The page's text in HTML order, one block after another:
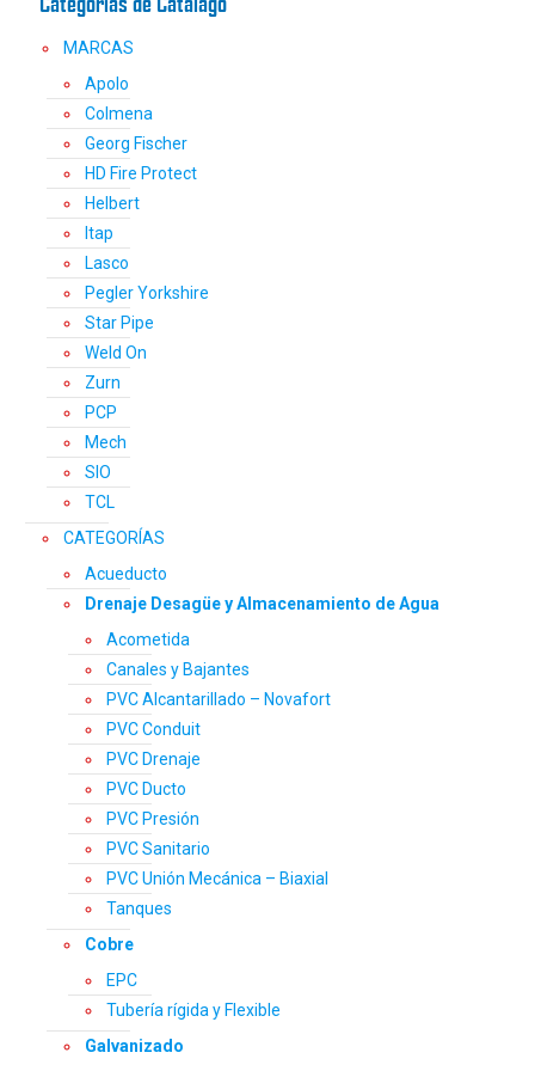
producto
MARCAS
Apolo
Colmena
Georg Fischer
HD Fire Protect
Helbert
Itap
Lasco
Pegler Yorkshire
Star Pipe
Weld On
Zurn
PCP
Mech
SIO
TCL
CATEGORÍAS
Acueducto
Drenaje Desagüe y Almacenamiento de Agua
Acometida
Canales y Bajantes
PVC Alcantarillado – Novafort
PVC Conduit
PVC Drenaje
PVC Ducto
PVC Presión
PVC Sanitario
PVC Unión Mecánica – Biaxial
Tanques
Cobre
EPC
Tubería rígida y Flexible
Galvanizado